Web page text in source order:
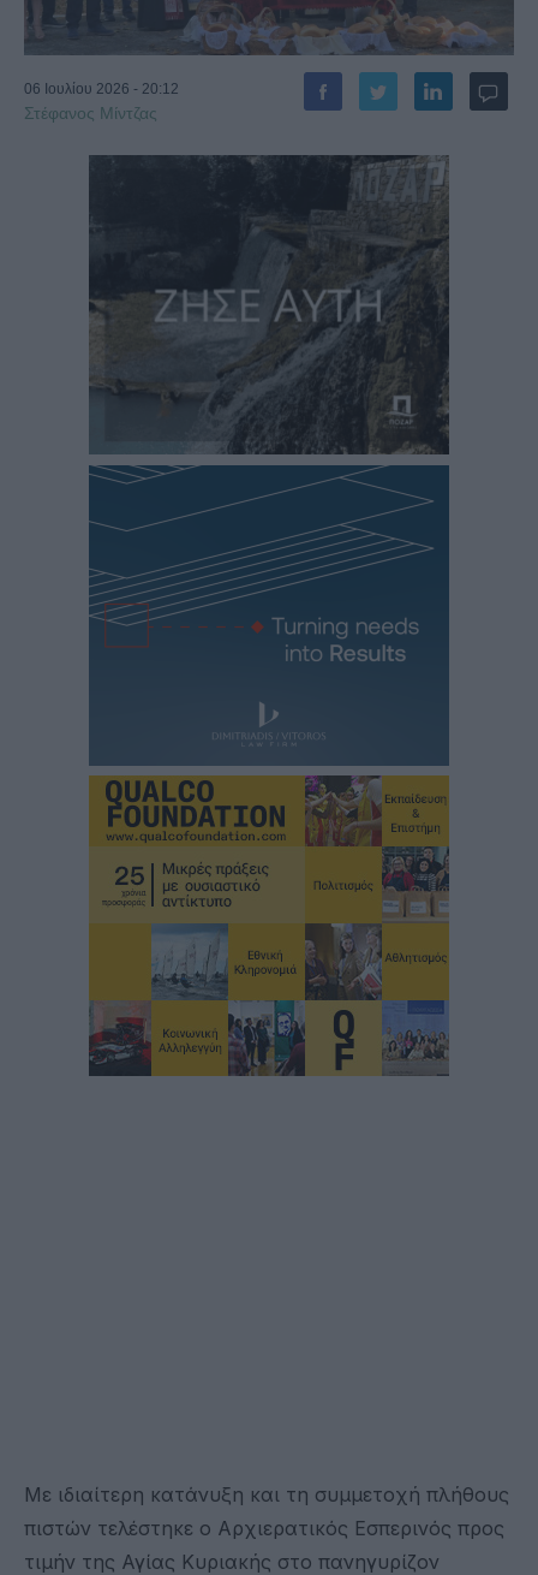
06 Ιουλίου 2026 - 20:12
Στέφανος Μίντζας
Με ιδιαίτερη κατάνυξη και τη συμμετοχή πλήθους
πιστών τελέστηκε ο Αρχιερατικός Εσπερινός προς
τιμήν της Αγίας Κυριακής στο πανηγυρίζον